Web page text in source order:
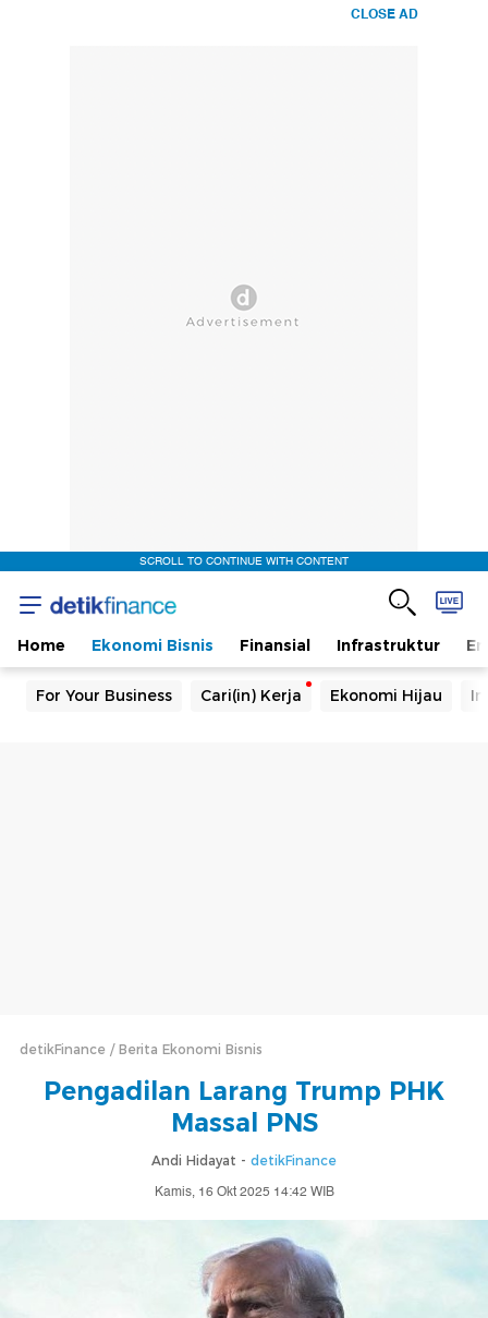
CLOSE AD
SCROLL TO CONTINUE WITH CONTENT
Home Ekonomi Bisnis Finansial Infrastruktur
For Your Business Cari(in) Kerja Ekonomi Hijau
detikFinance Berita Ekonomi Bisnis
Pengadilan Larang Trump PHK
Massal PNS
Andi Hidayat - detikFinance
Kamis, 16 Okt 2025 14:42 WIB